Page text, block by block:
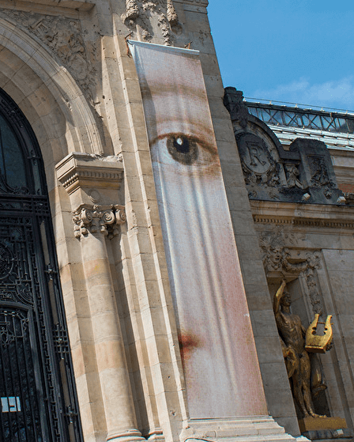
Exporter les lignes sélectionnées
Exporter toutes les colonnes
Exporter uniquement les colonnes affichées
Menu
<
>
Histoire de l'Art 2026 2027 1ère année
Histoire de l'Art 2026 2027 2ème année
Histoire de l'Art 2026 2027 3ème année
Équipe histoire de l’Art
Comment nous joindre ?
PRÉHISTOIRE : les origines de l'art
PRÉHISTOIRE : l'art pariétal
L'Antiquité
L'Art Paléochrétien
MOYEN-ÂGE : l'art roman
MOYEN-ÂGE : l'art gothique
ART MODERNE : la Renaissance
PÉRIODE MODERNE : arts des XVIIe et XVIIIe
PÉRIODE CONTEMPORAINE : le XIXe Siècle
PÉRIODE CONTEMPORAINE le XXe Siècle
Ajoutez un logo, un bouton, des réseaux sociaux
Cliquez pour éditer